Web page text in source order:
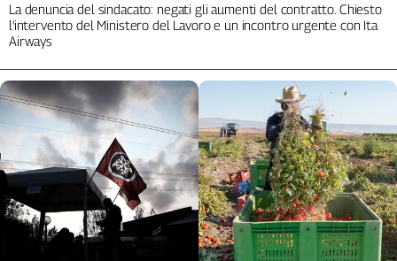
La denuncia del sindacato: negati gli aumenti del contratto. Chiesto
l'intervento del Ministero del Lavoro e un incontro urgente con Ita
Airways